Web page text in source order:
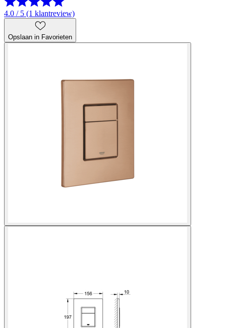
4.0 / 5 (1 klantreview)
Opslaan in Favorieten